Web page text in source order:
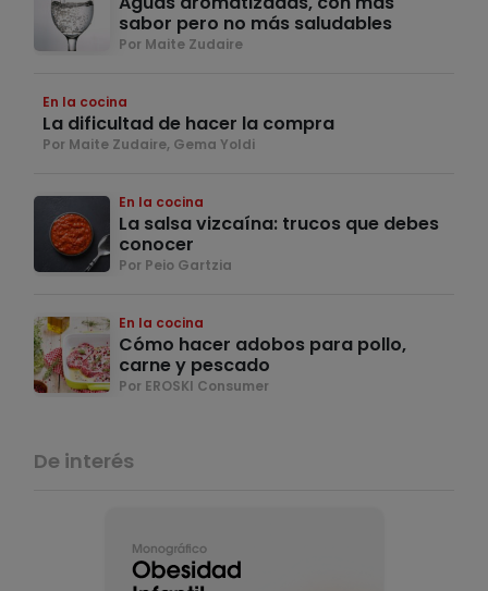
sabor pero no más saludables
Por Maite Zudaire
En la cocina
La dificultad de hacer la compra
Por Maite Zudaire, Gema Yoldi
En la cocina
La salsa vizcaína: trucos que debes
conocer
Por Peio Gartzia
En la cocina
Cómo hacer adobos para pollo,
carne y pescado
Por EROSKI Consumer
De interés